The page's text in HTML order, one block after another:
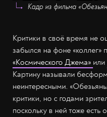
Кадр из фильма
Критики в своё время не
забылся на фоне
«Космического Джема» или
Картину называли
неинтересными.
критики, но с годами
поскольку в ней тоже